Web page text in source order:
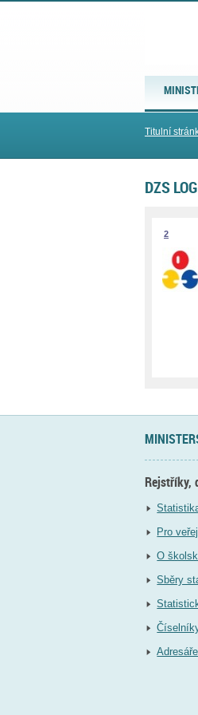
Titulní
DZS
2
Rejstříky,
Pro
O
Sběry